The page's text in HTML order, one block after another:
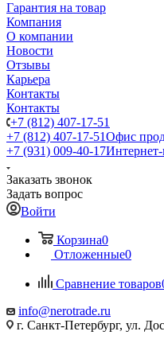
Гарантия на товар
Компания
О компании
Новости
Отзывы
Карьера
Контакты
Контакты
+7 (812) 407-17-51
+7 (812) 407-17-51Офис
+7 (931) 009-40-17Интернет-
Заказать звонок
Задать вопрос
Войти
Корзина0
Отложенные0
Сравнение товаров
info@nerotrade.ru
г. Санкт-Петербург, ул.